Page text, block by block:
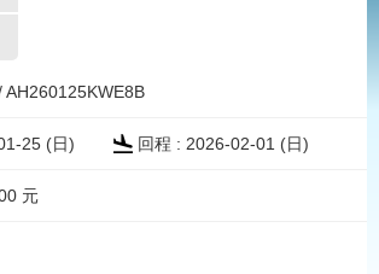
AH260125KWE8B
25 (日) 回程 : 2026-02-01 (日)
元